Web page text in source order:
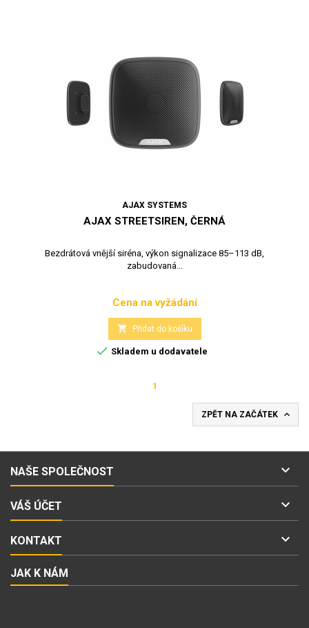
AJAX SYSTEMS
AJAX STREETSIREN, ČERNÁ
Bezdrátová vnější siréna, výkon signalizace 85–113 dB,
zabudovaná...
Cena
Cena na vyžádání
 Přidat do košíku
 Skladem u dodavatele
1
ZPĚT NA ZAČÁTEK 
NAŠE SPOLEČNOST 
VÁŠ ÚČET 
KONTAKT 
JAK K NÁM